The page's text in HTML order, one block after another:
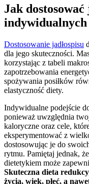
Jak dostosować
Dostosowanie jadłospisu
dla jego skuteczności.
korzystając z tabeli
zapotrzebowania
spożywania posiłków
elastyczność diety.
Indywidualne podejście
ponieważ uwzględnia
kaloryczne oraz cele,
eksperymentować z
dostosowując je do
rytmu. Pamiętaj jednak,
dietetykiem może
Skuteczna dieta
życia, wiek, płeć, a